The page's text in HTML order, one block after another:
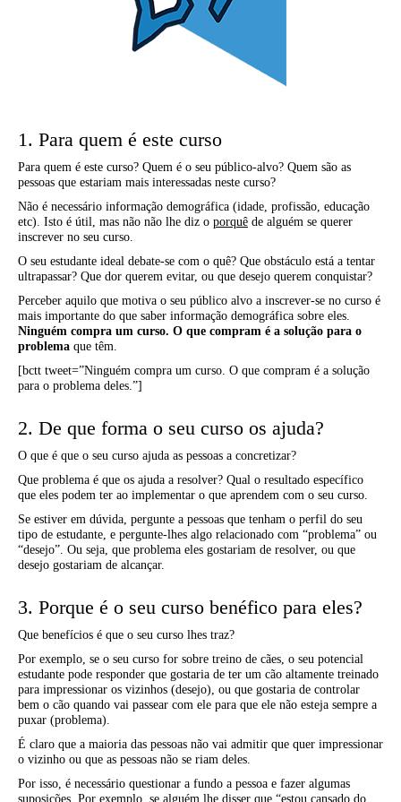
1. Para quem é este curso
Para quem é este curso? Quem é o seu público-alvo? Quem são as
pessoas que estariam mais interessadas neste curso?
Não é necessário informação demográfica (idade, profissão, educação
etc). Isto é útil, mas não não lhe diz o porquê de alguém se querer
inscrever no seu curso.
O seu estudante ideal debate-se com o quê? Que obstáculo está a tentar
ultrapassar? Que dor querem evitar, ou que desejo querem conquistar?
Perceber aquilo que motiva o seu público alvo a inscrever-se no curso é
mais importante do que saber informação demográfica sobre eles.
Ninguém compra um curso. O que compram é a solução para o
problema que têm.
[bctt tweet=”Ninguém compra um curso. O que compram é a solução
para o problema deles.”]
2. De que forma o seu curso os ajuda?
O que é que o seu curso ajuda as pessoas a concretizar?
Que problema é que os ajuda a resolver? Qual o resultado específico
que eles podem ter ao implementar o que aprendem com o seu curso.
Se estiver em dúvida, pergunte a pessoas que tenham o perfil do seu
tipo de estudante, e pergunte-lhes algo relacionado com “problema” ou
“desejo”. Ou seja, que problema eles gostariam de resolver, ou que
desejo gostariam de alcançar.
3. Porque é o seu curso benéfico para eles?
Que benefícios é que o seu curso lhes traz?
Por exemplo, se o seu curso for sobre treino de cães, o seu potencial
estudante pode responder que gostaria de ter um cão altamente treinado
para impressionar os vizinhos (desejo), ou que gostaria de controlar
bem o cão quando vai passear com ele para que ele não esteja sempre a
puxar (problema).
É claro que a maioria das pessoas não vai admitir que quer impressionar
o vizinho ou que as pessoas não se riam deles.
Por isso, é necessário questionar a fundo a pessoa e fazer algumas
suposições. Por exemplo, se alguém lhe disser que “estou cansado do